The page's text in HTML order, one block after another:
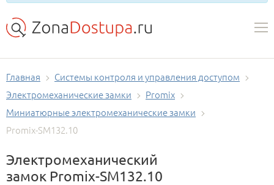
Главная
Системы контроля и управления доступом
Электромеханические замки
Promix
Миниатюрные электромеханические замки
Promix-SM132.10
Электромеханический
замок Promix-SM132.10